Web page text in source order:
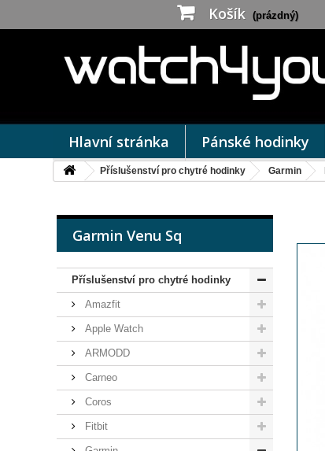
Košík (prázdný)
Hlavní stránka Pánské hodinky
Příslušenství pro chytré hodinky Garmin
Garmin Venu Sq
Příslušenství pro chytré hodinky
Amazfit
Apple Watch
ARMODD
Carneo
Coros
Fitbit